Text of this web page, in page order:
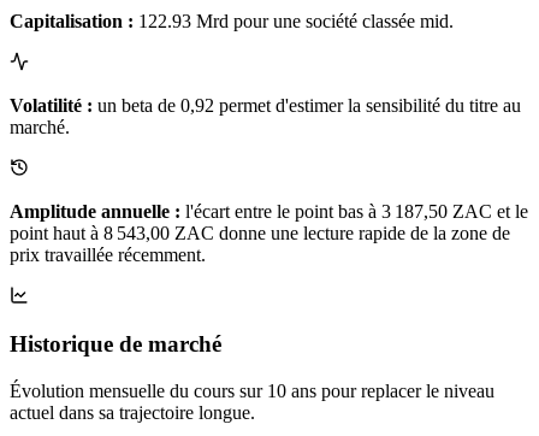
Capitalisation : 122.93 Mrd pour une société classée mid.
Volatilité : un beta de 0,92 permet d'estimer la sensibilité du titre au
marché.
Amplitude annuelle : l'écart entre le point bas à 3 187,50 ZAC et le
point haut à 8 543,00 ZAC donne une lecture rapide de la zone de
prix travaillée récemment.
Historique de marché
Évolution mensuelle du cours sur 10 ans pour replacer le niveau
actuel dans sa trajectoire longue.